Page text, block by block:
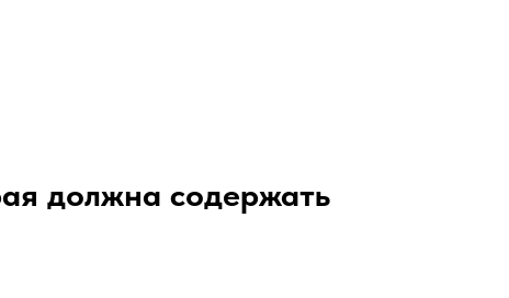
должна содержать